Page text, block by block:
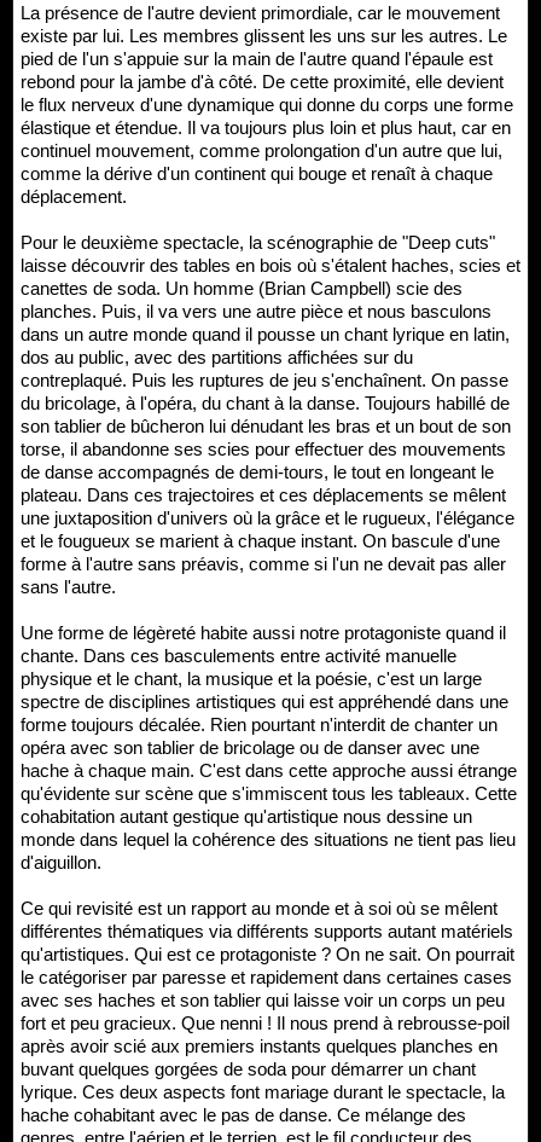
La présence de l'autre devient primordiale, car le mouvement
existe par lui. Les membres glissent les uns sur les autres. Le
pied de l'un s'appuie sur la main de l'autre quand l'épaule est
rebond pour la jambe d'à côté. De cette proximité, elle devient
le flux nerveux d'une dynamique qui donne du corps une forme
élastique et étendue. Il va toujours plus loin et plus haut, car en
continuel mouvement, comme prolongation d'un autre que lui,
comme la dérive d'un continent qui bouge et renaît à chaque
déplacement.
Pour le deuxième spectacle, la scénographie de "Deep cuts"
laisse découvrir des tables en bois où s'étalent haches, scies et
canettes de soda. Un homme (Brian Campbell) scie des
planches. Puis, il va vers une autre pièce et nous basculons
dans un autre monde quand il pousse un chant lyrique en latin,
dos au public, avec des partitions affichées sur du
contreplaqué. Puis les ruptures de jeu s'enchaînent. On passe
du bricolage, à l'opéra, du chant à la danse. Toujours habillé de
son tablier de bûcheron lui dénudant les bras et un bout de son
torse, il abandonne ses scies pour effectuer des mouvements
de danse accompagnés de demi-tours, le tout en longeant le
plateau. Dans ces trajectoires et ces déplacements se mêlent
une juxtaposition d'univers où la grâce et le rugueux, l'élégance
et le fougueux se marient à chaque instant. On bascule d'une
forme à l'autre sans préavis, comme si l'un ne devait pas aller
sans l'autre.
Une forme de légèreté habite aussi notre protagoniste quand il
chante. Dans ces basculements entre activité manuelle
physique et le chant, la musique et la poésie, c'est un large
spectre de disciplines artistiques qui est appréhendé dans une
forme toujours décalée. Rien pourtant n'interdit de chanter un
opéra avec son tablier de bricolage ou de danser avec une
hache à chaque main. C'est dans cette approche aussi étrange
qu'évidente sur scène que s'immiscent tous les tableaux. Cette
cohabitation autant gestique qu'artistique nous dessine un
monde dans lequel la cohérence des situations ne tient pas lieu
d'aiguillon.
Ce qui revisité est un rapport au monde et à soi où se mêlent
différentes thématiques via différents supports autant matériels
qu'artistiques. Qui est ce protagoniste ? On ne sait. On pourrait
le catégoriser par paresse et rapidement dans certaines cases
avec ses haches et son tablier qui laisse voir un corps un peu
fort et peu gracieux. Que nenni ! Il nous prend à rebrousse-poil
après avoir scié aux premiers instants quelques planches en
buvant quelques gorgées de soda pour démarrer un chant
lyrique. Ces deux aspects font mariage durant le spectacle, la
hache cohabitant avec le pas de danse. Ce mélange des
genres, entre l'aérien et le terrien, est le fil conducteur des